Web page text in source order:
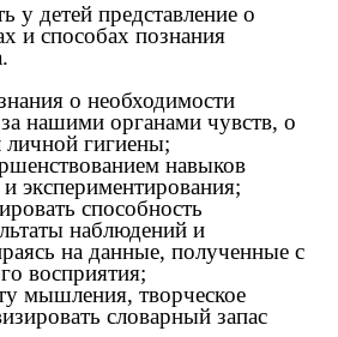
у детей представление о
и способах познания
о необходимости
нашими органами чувств, о
гигиены;
навыков
экспериментирования;
способность
наблюдений и
на данные, полученные с
восприятия;
мышления, творческое
словарный запас